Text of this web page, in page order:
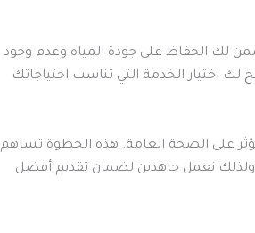
لك الحفاظ على جودة المياه وعدم وجود
اختيار الخدمة التي تناسب احتياجاتك
على الصحة العامة. هذه الخطوة تساهم
ولذلك نعمل جاهدين لضمان تقديم أفضل